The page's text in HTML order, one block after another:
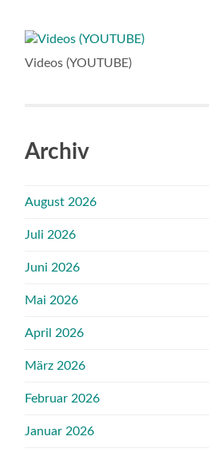
Videos (YOUTUBE)
Archiv
August 2026
Juli 2026
Juni 2026
Mai 2026
April 2026
März 2026
Februar 2026
Januar 2026